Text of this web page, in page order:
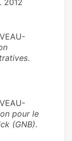
. 2012
.
pour le
(GNB).